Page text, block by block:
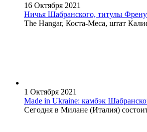
16 Октября 2021
Ничья Шабранского, титулы
The Hangar, Коста-Меса, штат
1 Октября 2021
Made in Ukraine: камбэк
Сегодня в Милане (Италия)